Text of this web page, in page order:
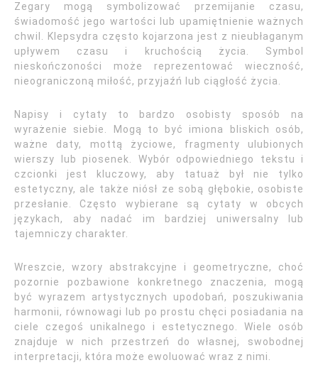
Zegary mogą symbolizować przemijanie czasu,
świadomość jego wartości lub upamiętnienie ważnych
chwil. Klepsydra często kojarzona jest z nieubłaganym
upływem czasu i kruchością życia. Symbol
nieskończoności może reprezentować wieczność,
nieograniczoną miłość, przyjaźń lub ciągłość życia.
Napisy i cytaty to bardzo osobisty sposób na
wyrażenie siebie. Mogą to być imiona bliskich osób,
ważne daty, mottą życiowe, fragmenty ulubionych
wierszy lub piosenek. Wybór odpowiedniego tekstu i
czcionki jest kluczowy, aby tatuaż był nie tylko
estetyczny, ale także niósł ze sobą głębokie, osobiste
przesłanie. Często wybierane są cytaty w obcych
językach, aby nadać im bardziej uniwersalny lub
tajemniczy charakter.
Wreszcie, wzory abstrakcyjne i geometryczne, choć
pozornie pozbawione konkretnego znaczenia, mogą
być wyrazem artystycznych upodobań, poszukiwania
harmonii, równowagi lub po prostu chęci posiadania na
ciele czegoś unikalnego i estetycznego. Wiele osób
znajduje w nich przestrzeń do własnej, swobodnej
interpretacji, która może ewoluować wraz z nimi.